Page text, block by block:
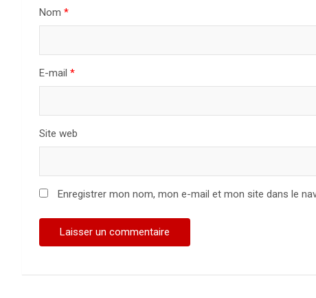
Nom *
E-mail *
Site web
Enregistrer mon nom, mon e-mail et mon site dans le